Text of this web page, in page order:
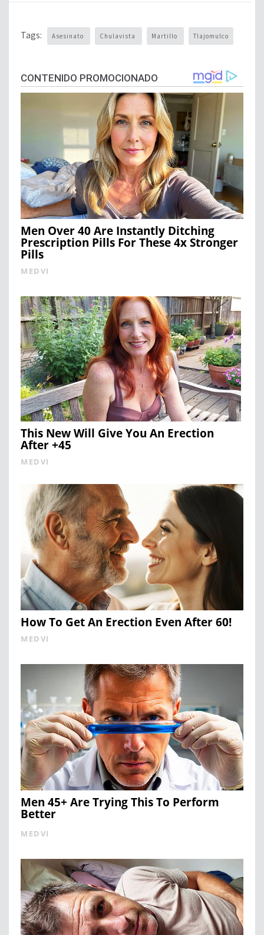
Tags: Asesinato Chulavista Martillo Tlajomulco
CONTENIDO PROMOCIONADO
Men Over 40 Are Instantly Ditching
Prescription Pills For These 4x Stronger
Pills
MEDVI
This New Will Give You An Erection
After +45
MEDVI
How To Get An Erection Even After 60!
MEDVI
Men 45+ Are Trying This To Perform
Better
MEDVI